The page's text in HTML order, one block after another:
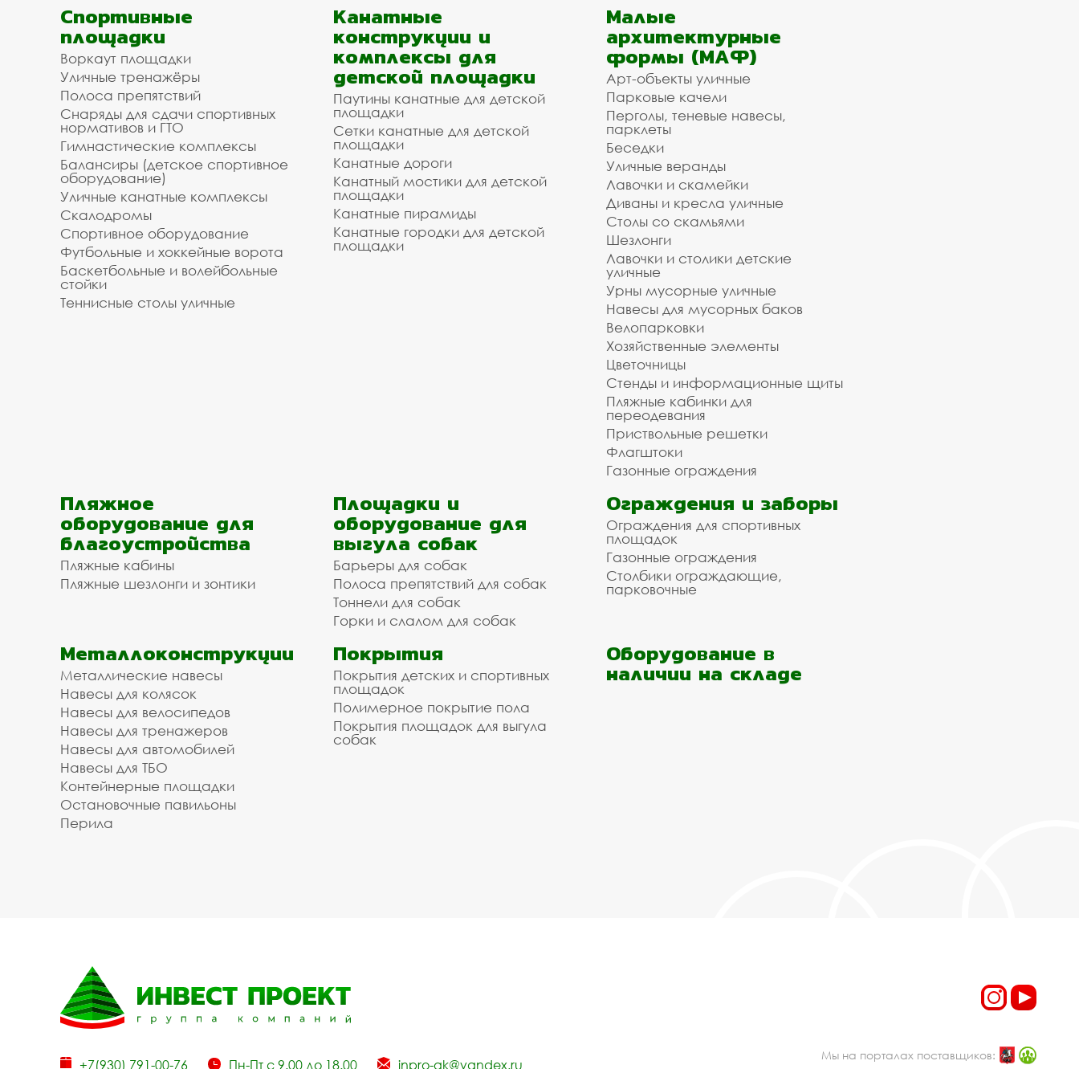
Спортивные
площадки
Воркаут площадки
Уличные тренажёры
Полоса препятствий
Снаряды для сдачи спортивных
нормативов и ГТО
Гимнастические комплексы
Балансиры (детское спортивное
оборудование)
Уличные канатные комплексы
Скалодромы
Спортивное оборудование
Футбольные и хоккейные ворота
Баскетбольные и волейбольные
стойки
Теннисные столы уличные
Канатные
конструкции и
комплексы для
детской площадки
Паутины канатные для детской
площадки
Сетки канатные для детской
площадки
Канатные дороги
Канатный мостики для детской
площадки
Канатные пирамиды
Канатные городки для детской
площадки
Малые
архитектурные
формы (МАФ)
Арт-объекты уличные
Парковые качели
Перголы, теневые навесы,
парклеты
Беседки
Уличные веранды
Лавочки и скамейки
Диваны и кресла уличные
Столы со скамьями
Шезлонги
Лавочки и столики детские
уличные
Урны мусорные уличные
Навесы для мусорных баков
Велопарковки
Хозяйственные элементы
Цветочницы
Стенды и информационные щиты
Пляжные кабинки для
переодевания
Приствольные решетки
Флагштоки
Газонные ограждения
Пляжное
оборудование для
благоустройства
Пляжные кабины
Пляжные шезлонги и зонтики
Площадки и
оборудование для
выгула собак
Барьеры для собак
Полоса препятствий для собак
Тоннели для собак
Горки и слалом для собак
Ограждения и заборы
Ограждения для спортивных
площадок
Газонные ограждения
Столбики ограждающие,
парковочные
Металлоконструкции
Металлические навесы
Навесы для колясок
Навесы для велосипедов
Навесы для тренажеров
Навесы для автомобилей
Навесы для ТБО
Контейнерные площадки
Остановочные павильоны
Перила
Покрытия
Покрытия детских и спортивных
площадок
Полимерное покрытие пола
Покрытия площадок для выгула
собак
Оборудование в
наличии на складе
+7(930) 791-00-76 Пн-Пт с 9.00 до 18.00 inpro-gk@yandex.ru
Мы на порталах поставщиков: